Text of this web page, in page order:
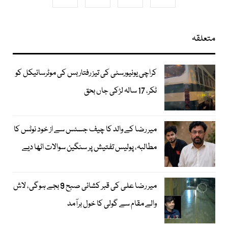
متعلقہ
کراچی یونیورسٹی کی تیز رفتار بس کی موٹرسائیکل کو
ٹکر، 17 سالہ لڑکی جاں بحق
میر رضا کے والد کا چیف جسٹس سے از خود نوٹس کا
مطالبہ، پولیس تفتیش پر سنگین سوالات اٹھا دیے
میر رضا علی کی قبر کشائی صبح 9 بجے ہوگی، لاش
والے مقام سے گولی کا خول برآمد